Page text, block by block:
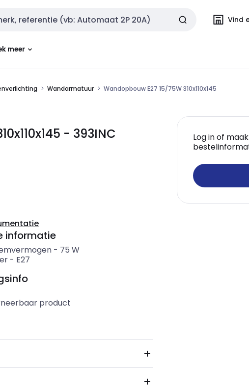
Vind
meer
Wandarmatuur Wandopbouw E27 15/75W 310x110x145
- 393INC
Log in of
informatie
- 75 W
- E27
product